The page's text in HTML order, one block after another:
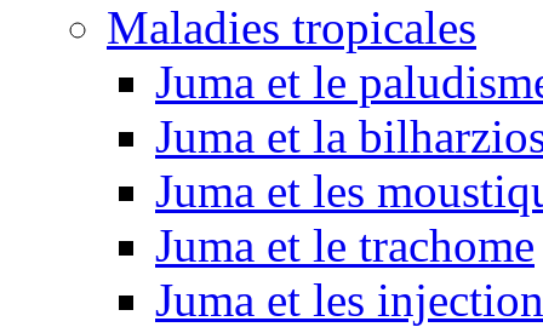
Maladies tropicales
Juma et le
Juma et la
Juma et les
Juma et le trachome
Juma et les